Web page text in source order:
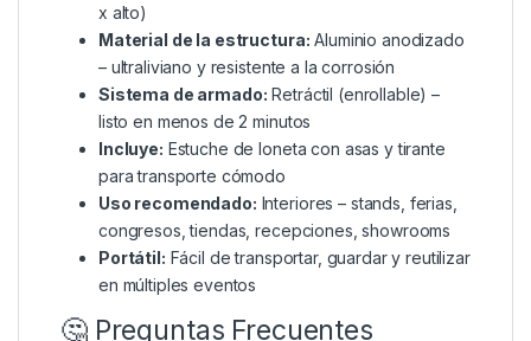
x alto)
Material de la estructura: Aluminio anodizado
– ultraliviano y resistente a la corrosión
Sistema de armado: Retráctil (enrollable) –
listo en menos de 2 minutos
Incluye: Estuche de loneta con asas y tirante
para transporte cómodo
Uso recomendado: Interiores – stands, ferias,
congresos, tiendas, recepciones, showrooms
Portátil: Fácil de transportar, guardar y reutilizar
en múltiples eventos
🤔 Preguntas Frecuentes